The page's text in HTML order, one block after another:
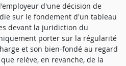
d'une décision de
sur le fondement d'un tableau
devant la juridiction du
porter sur la régularité
et son bien-fondé au regard
relève, en revanche, de la